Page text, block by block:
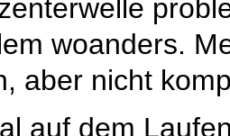
woanders.
aber nicht
auf dem